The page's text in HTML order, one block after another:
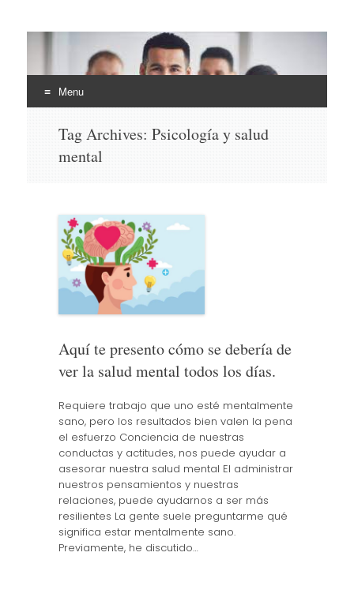
EHLI
UNINTER
Menu
content
Tag Archives: Psicología y salud
mental
Aquí te presento cómo se debería de
ver la salud mental todos los días.
Requiere trabajo que uno esté mentalmente
sano, pero los resultados bien valen la pena
el esfuerzo Conciencia de nuestras
conductas y actitudes, nos puede ayudar a
asesorar nuestra salud mental El administrar
nuestros pensamientos y nuestras
relaciones, puede ayudarnos a ser más
resilientes La gente suele preguntarme qué
significa estar mentalmente sano.
Previamente, he discutido…